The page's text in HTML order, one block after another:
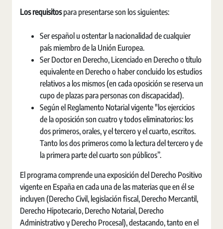
Los requisitospara presentarse son los siguientes:
Ser español u ostentar la nacionalidad de cualquier
país miembro de la Unión Europea.
Ser Doctor en Derecho, Licenciado en Derecho o título
equivalente en Derecho o haber concluido los estudios
relativos a los mismos (en cada oposición se reserva un
cupo de plazas para personas con discapacidad).
Según el Reglamento Notarial vigente "los ejercicios
de la oposición son cuatro y todos eliminatorios: los
dos primeros, orales, y el tercero y el cuarto, escritos.
Tanto los dos primeros como la lectura del tercero y de
la primera parte del cuarto son públicos”.
El programa comprende una exposición del Derecho Positivo
vigente en España en cada una de las materias que en él se
incluyen (Derecho Civil, legislación fiscal, Derecho Mercantil,
Derecho Hipotecario, Derecho Notarial, Derecho
Administrativo y Derecho Procesal), destacando, tanto en el